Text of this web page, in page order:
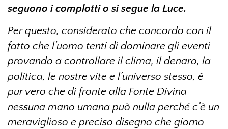
seguono i complotti o si segue la Luce.
Per questo, considerato che concordo con il
fatto che l’uomo tenti di dominare gli eventi
provando a controllare il clima, il denaro, la
politica, le nostre vite e l’universo stesso, è
pur vero che di fronte alla Fonte Divina
nessuna mano umana può nulla perché c’è un
meraviglioso e preciso disegno che giorno